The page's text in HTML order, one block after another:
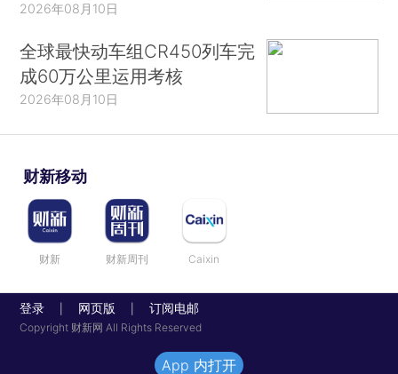
2026年08月10日
全球最快动车组CR450列车完
成60万公里运用考核
2026年08月10日
财新移动
财新 财新周刊 Caixin
登录 网页版 订阅电邮
Copyright 财新网 All Rights Reserved
App 内打开